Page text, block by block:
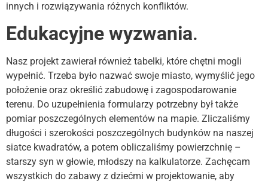
innych i rozwiązywania różnych konfliktów.
Edukacyjne wyzwania.
Nasz projekt zawierał również tabelki, które chętni mogli
wypełnić. Trzeba było nazwać swoje miasto, wymyślić jego
położenie oraz określić zabudowę i zagospodarowanie
terenu. Do uzupełnienia formularzy potrzebny był także
pomiar poszczególnych elementów na mapie. Zliczaliśmy
długości i szerokości poszczególnych budynków na naszej
siatce kwadratów, a potem obliczaliśmy powierzchnię –
starszy syn w głowie, młodszy na kalkulatorze. Zachęcam
wszystkich do zabawy z dziećmi w projektowanie, aby